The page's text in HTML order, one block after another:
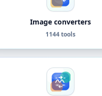
Image converters
1144 tools